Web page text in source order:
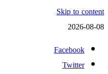
Skip to content
2026-08-08
Facebook
Twitter